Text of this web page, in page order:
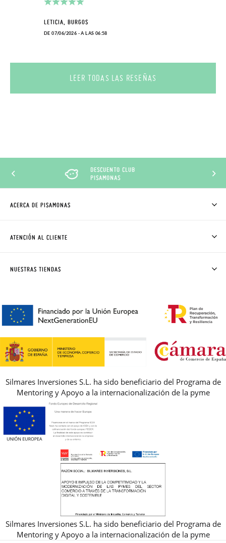
LETICIA, BURGOS
DE 07/06/2026 - A LAS 06:58
LEER TODAS LAS RESEÑAS
DESCUENTO CLUB
PISAMONAS
ACERCA DE PISAMONAS
CÓMO COMPRAR
AVISO LEGAL, PRIVACIDAD Y COOKIES
REBAJAS
ATENCIÓN AL CLIENTE
PREGUNTAS FRECUENTES
NUESTRAS TIENDAS
Silmares Inversiones S.L. ha sido beneficiario del Programa de
Mentoring y Apoyo a la internacionalización de la pyme
Silmares Inversiones S.L. ha sido beneficiario del Programa de
Mentoring y Apoyo a la internacionalización de la pyme